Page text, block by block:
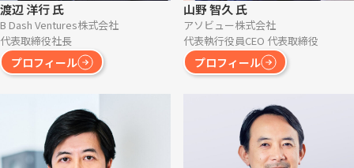
渡辺 洋行 氏
B Dash Ventures株式会社
代表取締役社長
プロフィール
山野 智久 氏
アソビュー株式会社
代表執行役員CEO 代表取締役
プロフィール